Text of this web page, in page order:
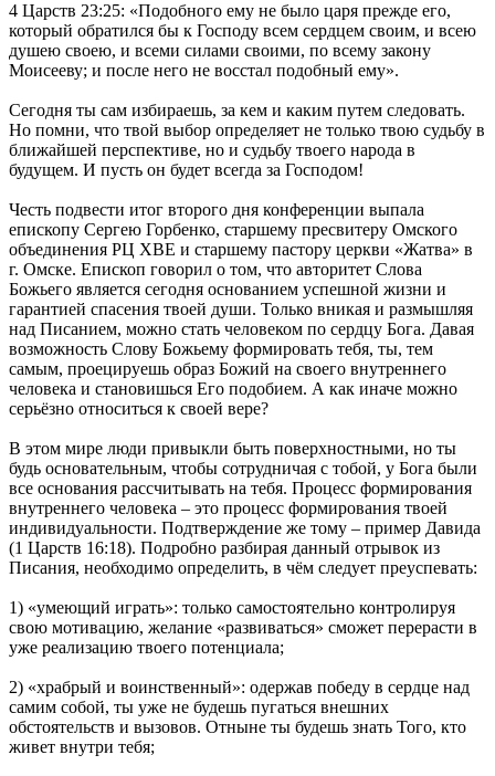
4 Царств 23:25: «Подобного ему не было царя прежде его,
который обратился бы к Господу всем сердцем своим, и всею
душею своею, и всеми силами своими, по всему закону
Моисееву; и после него не восстал подобный ему».
Сегодня ты сам избираешь, за кем и каким путем следовать.
Но помни, что твой выбор определяет не только твою судьбу в
ближайшей перспективе, но и судьбу твоего народа в
будущем. И пусть он будет всегда за Господом!
Честь подвести итог второго дня конференции выпала
епископу Сергею Горбенко, старшему пресвитеру Омского
объединения РЦ ХВЕ и старшему пастору церкви «Жатва» в
г. Омске. Епископ говорил о том, что авторитет Слова
Божьего является сегодня основанием успешной жизни и
гарантией спасения твоей души. Только вникая и размышляя
над Писанием, можно стать человеком по сердцу Бога. Давая
возможность Слову Божьему формировать тебя, ты, тем
самым, проецируешь образ Божий на своего внутреннего
человека и становишься Его подобием. А как иначе можно
серьёзно относиться к своей вере?
В этом мире люди привыкли быть поверхностными, но ты
будь основательным, чтобы сотрудничая с тобой, у Бога были
все основания рассчитывать на тебя. Процесс формирования
внутреннего человека – это процесс формирования твоей
индивидуальности. Подтверждение же тому – пример Давида
(1 Царств 16:18). Подробно разбирая данный отрывок из
Писания, необходимо определить, в чём следует преуспевать:
1) «умеющий играть»: только самостоятельно контролируя
свою мотивацию, желание «развиваться» сможет перерасти в
уже реализацию твоего потенциала;
2) «храбрый и воинственный»: одержав победу в сердце над
самим собой, ты уже не будешь пугаться внешних
обстоятельств и вызовов. Отныне ты будешь знать Того, кто
живет внутри тебя;